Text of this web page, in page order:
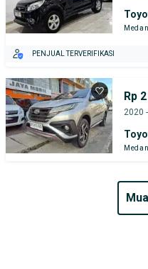
PENJUAL TERVERIFIKASI
Rp
2020